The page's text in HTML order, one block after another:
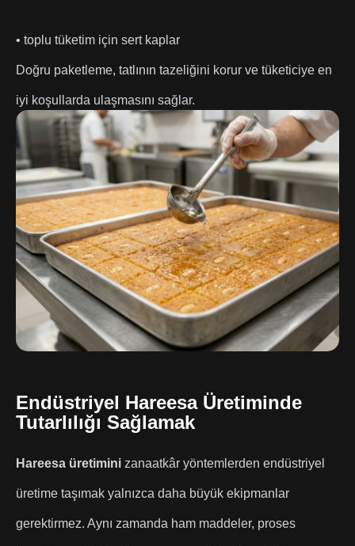
• toplu tüketim için sert kaplar
Doğru paketleme, tatlının tazeliğini korur ve tüketiciye en
iyi koşullarda ulaşmasını sağlar.
Endüstriyel Hareesa Üretiminde
Tutarlılığı Sağlamak
Hareesa üretimini zanaatkâr yöntemlerden endüstriyel
üretime taşımak yalnızca daha büyük ekipmanlar
gerektirmez. Aynı zamanda ham maddeler, proses